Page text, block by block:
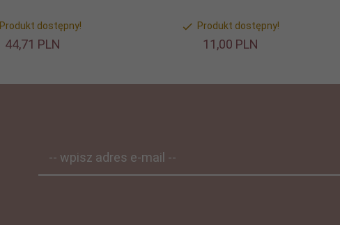
Produkt dostępny!
44,71 PLN
Produkt dostępny!
11,00 PLN
-- wpisz adres e-mail --